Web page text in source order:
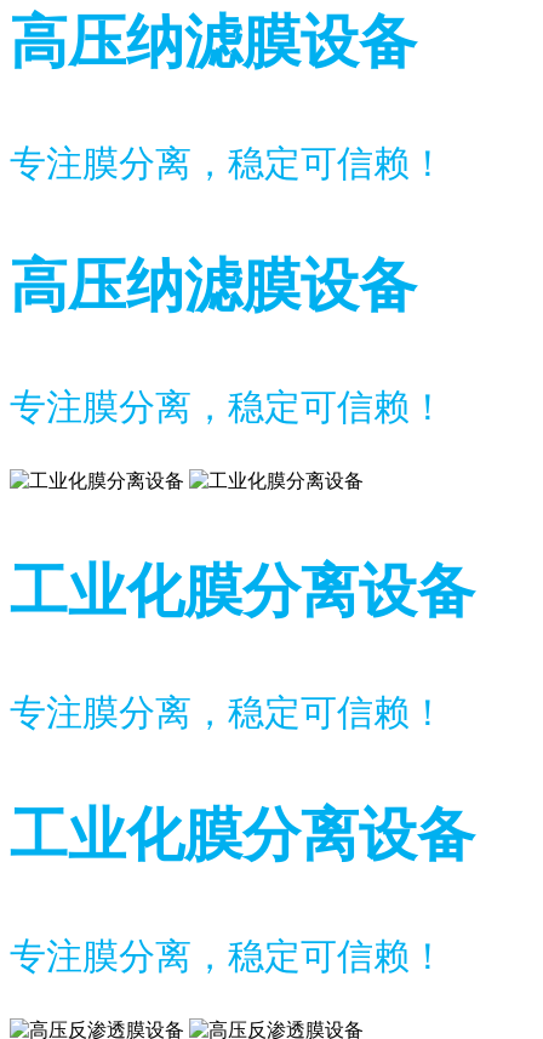
高压纳滤膜设备
专注膜分离，稳定可信赖！
高压纳滤膜设备
专注膜分离，稳定可信赖！
工业化膜分离设备
专注膜分离，稳定可信赖！
工业化膜分离设备
专注膜分离，稳定可信赖！